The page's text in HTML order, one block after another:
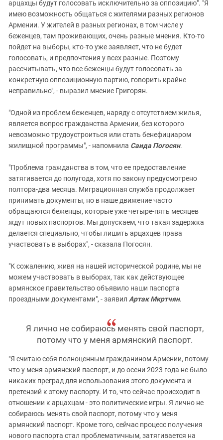
арцахцы будут голосовать исключительно за оппозицию". "Я
имею возможность общаться с жителями разных регионов
Армении. У жителей в разных регионах, в том числе у
беженцев, там проживающих, очень разные мнения. Кто-то
пойдет на выборы, кто-то уже заявляет, что не будет
голосовать, и предпочтения у всех разные. Поэтому
рассчитывать, что все беженцы будут голосовать за
конкретную оппозиционную партию, говорить крайне
неправильно", - выразил мнение Григорян.
"Одной из проблем беженцев, наряду с отсутствием жилья,
является вопрос гражданства Армении, без которого
невозможно трудоустроиться или стать бенефициаром
жилищной программы", - напомнила Саида Погосян.
"Проблема гражданства в том, что ее предоставление
затягивается до полугода, хотя по закону предусмотрено
полтора-два месяца. Миграционная служба продолжает
принимать документы, но в наше движение часто
обращаются беженцы, которые уже четыре-пять месяцев
ждут новых паспортов. Мы допускаем, что такая задержка
делается специально, чтобы лишить арцахцев права
участвовать в выборах", - сказала Погосян.
"К сожалению, живя на нашей исторической родине, мы не
можем участвовать в выборах, так как действующее
армянское правительство объявило наши паспорта
проездными документами", - заявил Артак Мкртчян.
Я лично не собираюсь менять свой паспорт,
потому что у меня армянский паспорт.
"Я считаю себя полноценным гражданином Армении, потому
что у меня армянский паспорт, и до осени 2023 года не было
никаких преград для использования этого документа и
претензий к этому паспорту. И то, что сейчас происходит в
отношении к арцахцам - это политические игры. Я лично не
собираюсь менять свой паспорт, потому что у меня
армянский паспорт. Кроме того, сейчас процесс получения
нового паспорта стал проблематичным, затягивается на